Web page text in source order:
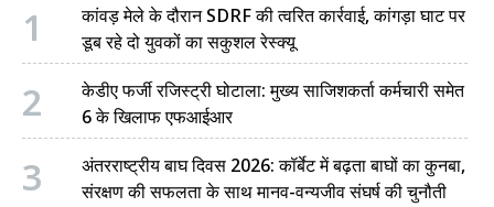
1
कांवड़ मेले के दौरान SDRF की त्वरित कार्रवाई, कांगड़ा घाट पर
डूब रहे दो युवकों का सकुशल रेस्क्यू
2
केडीए फर्जी रजिस्ट्री घोटाला: मुख्य साजिशकर्ता कर्मचारी समेत
6 के खिलाफ एफआईआर
3
अंतरराष्ट्रीय बाघ दिवस 2026: कॉर्बेट में बढ़ता बाघों का कुनबा,
संरक्षण की सफलता के साथ मानव-वन्यजीव संघर्ष की चुनौती